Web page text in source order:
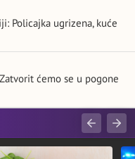
Policajka ugrizena, kuće
ćemo se u pogone